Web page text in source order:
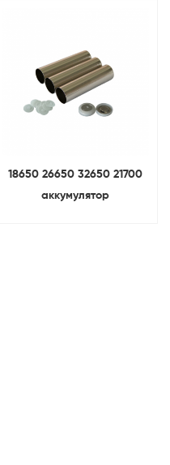
18650 26650 32650 21700
аккумулятор